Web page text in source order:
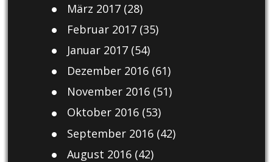
März 2017(28)
Februar 2017(35)
Januar 2017(54)
Dezember 2016(61)
November 2016(51)
Oktober 2016(53)
September 2016(42)
August 2016(42)